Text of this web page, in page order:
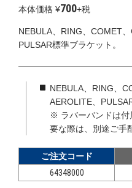
本体価格 ¥700+税
NEBULA、RING、COMET
PULSAR標準ブラケット。
NEBULA、RING、
AEROLITE、
※ ラバーバンドは付
要な際は、別途ご手
ご注文コード
64348000